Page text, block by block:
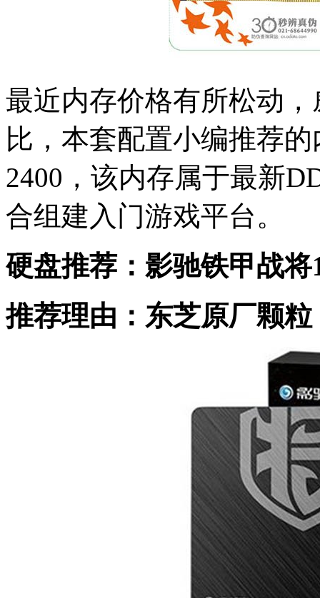
最近内存价格有所松动
比，本套配置小编推荐
2400，该内存属于最新
合组建入门游戏平台。
硬盘推荐：影驰铁甲战将
推荐理由：东芝原厂颗